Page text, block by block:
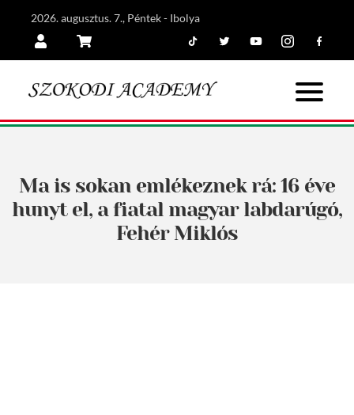
2026. augusztus. 7., Péntek - Ibolya
Ma is sokan emlékeznek rá: 16 éve
hunyt el, a fiatal magyar labdarúgó,
Fehér Miklós